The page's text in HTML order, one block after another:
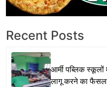
Recent Posts
आर्मी पब्लिक स्कूलों
लागू करने का